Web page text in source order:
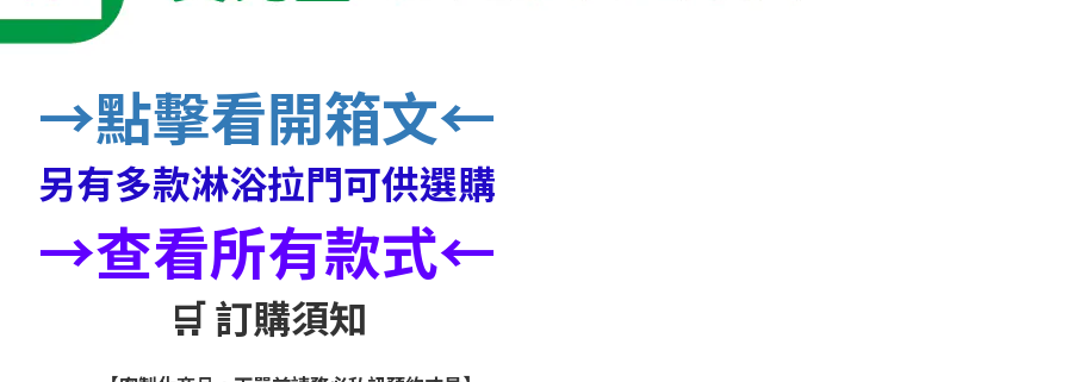
→點擊看開箱文←
另有多款淋浴拉門可供選購
→查看所有款式←
🛒 訂購須知